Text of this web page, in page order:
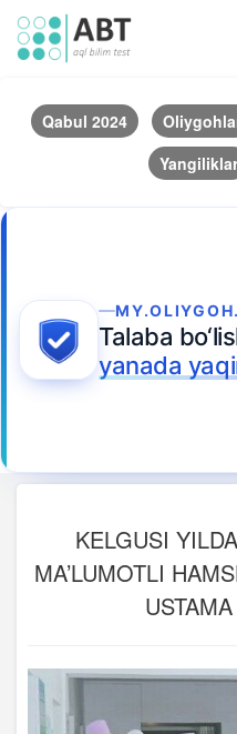
Qabul 2024
Yangiliklar
Talaba
yanada
KELGUSI
MA’LUMOTLI